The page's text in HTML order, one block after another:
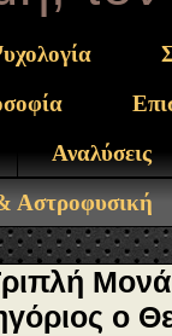
Αναλύσεις
Αστροφυσική
ο